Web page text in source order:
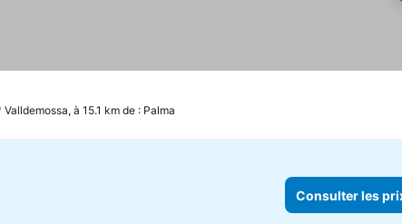
Valldemossa, à 15.1 km de : Palma
Consulter les